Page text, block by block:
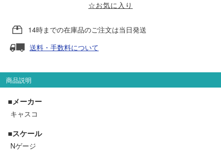
天賞堂
TTC
セール品・キャンペーン
セール商品
☆お気に入り
14時までの在庫品のご注文は当日発送
送料・手数料について
商品説明
■メーカー
キャスコ
■スケール
Nゲージ